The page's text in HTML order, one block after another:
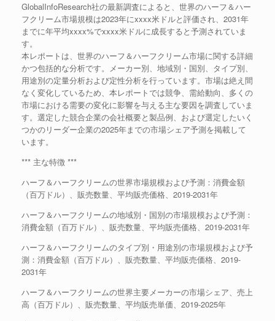
GlobalInfoResearch社の最新調査によると、世界のハーフ＆ハー
フクリーム市場規模は2023年にxxxx米ドルと評価され、2031年
までに年平均xxxx%でxxxx米ドルに成長すると予測されていま
す。
本レポートは、世界のハーフ＆ハーフクリーム市場に関する詳細
かつ包括的な分析です。メーカー別、地域別・国別、タイプ別、
用途別の定量分析および定性分析を行っています。市場は絶え間
なく変化しているため、本レポートでは競争、需給動向、多くの
市場における需要の変化に影響を与える主な要因を調査していま
す。選定した競合企業の会社概要と製品例、および選定したいく
つかのリーダー企業の2025年までの市場シェア予測を掲載して
います。
*** 主な特徴 ***
ハーフ＆ハーフクリームの世界市場規模および予測：消費金額
（百万ドル）、販売数量、平均販売価格、2019-2031年
ハーフ＆ハーフクリームの地域別・国別の市場規模および予測：
消費金額（百万ドル）、販売数量、平均販売価格、2019-2031年
ハーフ＆ハーフクリームのタイプ別・用途別の市場規模および予
測：消費金額（百万ドル）、販売数量、平均販売価格、2019-
2031年
ハーフ＆ハーフクリームの世界主要メーカーの市場シェア、売上
高（百万ドル）、販売数量、平均販売単価、2019-2025年